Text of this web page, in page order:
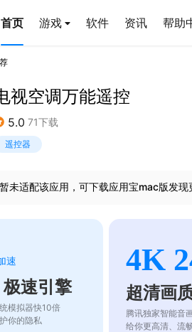
首页 游戏 软件 资讯 帮助
视空调万能遥控
5.0 71下载
遥控器
未适配该应用，可下载应用宝mac版发现
速
速引擎
模拟器快10倍
你的隐私
4K
超清画
腾讯独家智能音
给你更高清、流